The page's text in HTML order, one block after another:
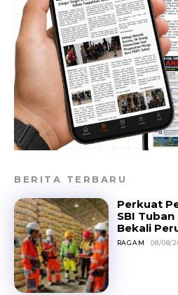
BERITA TERBARU
Perkuat
SBI
Bekali
RAGAM 08/08/